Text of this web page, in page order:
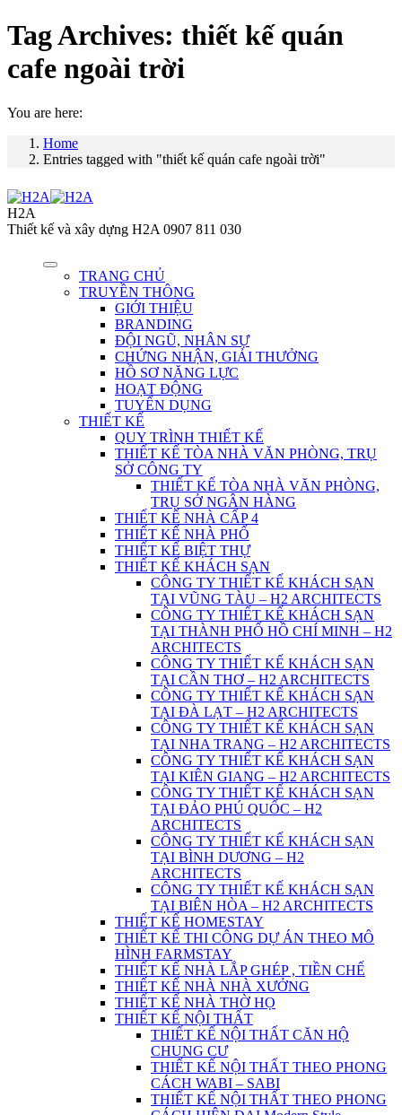
Tag Archives: thiết kế quán
cafe ngoài trời
You are here:
Home
Entries tagged with "thiết kế quán cafe ngoài trời"
H2A
Thiết kế và xây dựng H2A 0907 811 030
TRANG CHỦ
TRUYỀN THÔNG
GIỚI THIỆU
BRANDING
ĐỘI NGŨ, NHÂN SỰ
CHỨNG NHẬN, GIẢI THƯỞNG
HỒ SƠ NĂNG LỰC
HOẠT ĐỘNG
TUYỂN DỤNG
THIẾT KẾ
QUY TRÌNH THIẾT KẾ
THIẾT KẾ TÒA NHÀ VĂN PHÒNG, TRỤ
SỞ CÔNG TY
THIẾT KẾ TÒA NHÀ VĂN PHÒNG,
TRỤ SỞ NGÂN HÀNG
THIẾT KẾ NHÀ CẤP 4
THIẾT KẾ NHÀ PHỐ
THIẾT KẾ BIỆT THỰ
THIẾT KẾ KHÁCH SẠN
CÔNG TY THIẾT KẾ KHÁCH SẠN
TẠI VŨNG TÀU – H2 ARCHITECTS
CÔNG TY THIẾT KẾ KHÁCH SẠN
TẠI THÀNH PHỐ HỒ CHÍ MINH – H2
ARCHITECTS
CÔNG TY THIẾT KẾ KHÁCH SẠN
TẠI CẦN THƠ – H2 ARCHITECTS
CÔNG TY THIẾT KẾ KHÁCH SẠN
TẠI ĐÀ LẠT – H2 ARCHITECTS
CÔNG TY THIẾT KẾ KHÁCH SẠN
TẠI NHA TRANG – H2 ARCHITECTS
CÔNG TY THIẾT KẾ KHÁCH SẠN
TẠI KIÊN GIANG – H2 ARCHITECTS
CÔNG TY THIẾT KẾ KHÁCH SẠN
TẠI ĐẢO PHÚ QUỐC – H2
ARCHITECTS
CÔNG TY THIẾT KẾ KHÁCH SẠN
TẠI BÌNH DƯƠNG – H2
ARCHITECTS
CÔNG TY THIẾT KẾ KHÁCH SẠN
TẠI BIÊN HÒA – H2 ARCHITECTS
THIẾT KẾ HOMESTAY
THIẾT KẾ THI CÔNG DỰ ÁN THEO MÔ
HÌNH FARMSTAY
THIẾT KẾ NHÀ LẮP GHÉP , TIỀN CHẾ
THIẾT KẾ NHÀ NHÀ XƯỞNG
THIẾT KẾ NHÀ THỜ HỌ
THIẾT KẾ NỘI THẤT
THIẾT KẾ NỘI THẤT CĂN HỘ
CHUNG CƯ
THIẾT KẾ NỘI THẤT THEO PHONG
CÁCH WABI – SABI
THIẾT KẾ NỘI THẤT THEO PHONG